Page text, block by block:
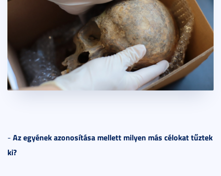
- Az egyének azonosítása mellett milyen más célokat tűztek
ki?